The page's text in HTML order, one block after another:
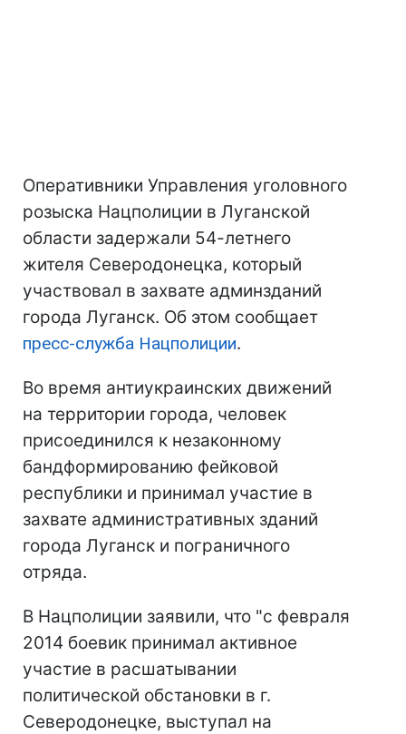
Оперативники Управления уголовного
розыска Нацполиции в Луганской
области задержали 54-летнего
жителя Северодонецка, который
участвовал в захвате админзданий
города Луганск. Об этом сообщает
пресс-служба Нацполиции.
Во время антиукраинских движений
на территории города, человек
присоединился к незаконному
бандформированию фейковой
республики и принимал участие в
захвате административных зданий
города Луганск и пограничного
отряда.
В Нацполиции заявили, что "с февраля
2014 боевик принимал активное
участие в расшатывании
политической обстановки в г.
Северодонецке, выступал на